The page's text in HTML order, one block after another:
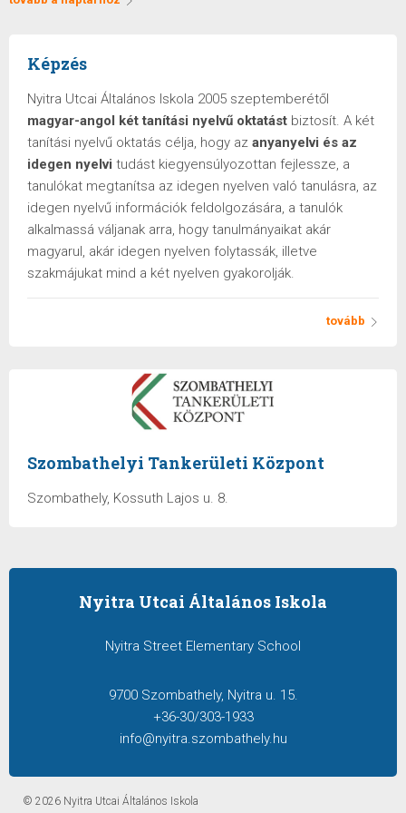
Képzés
Nyitra Utcai Általános Iskola 2005 szeptemberétől
magyar-angol két tanítási nyelvű oktatást biztosít. A két
tanítási nyelvű oktatás célja, hogy az anyanyelvi és az
idegen nyelvi tudást kiegyensúlyozottan fejlessze, a
tanulókat megtanítsa az idegen nyelven való tanulásra, az
idegen nyelvű információk feldolgozására, a tanulók
alkalmassá váljanak arra, hogy tanulmányaikat akár
magyarul, akár idegen nyelven folytassák, illetve
szakmájukat mind a két nyelven gyakorolják.
tovább
Szombathelyi Tankerületi Központ
Szombathely, Kossuth Lajos u. 8.
Nyitra Utcai Általános Iskola
Nyitra Street Elementary School
9700 Szombathely, Nyitra u. 15.
+36-30/303-1933
info@nyitra.szombathely.hu
© 2026 Nyitra Utcai Általános Iskola